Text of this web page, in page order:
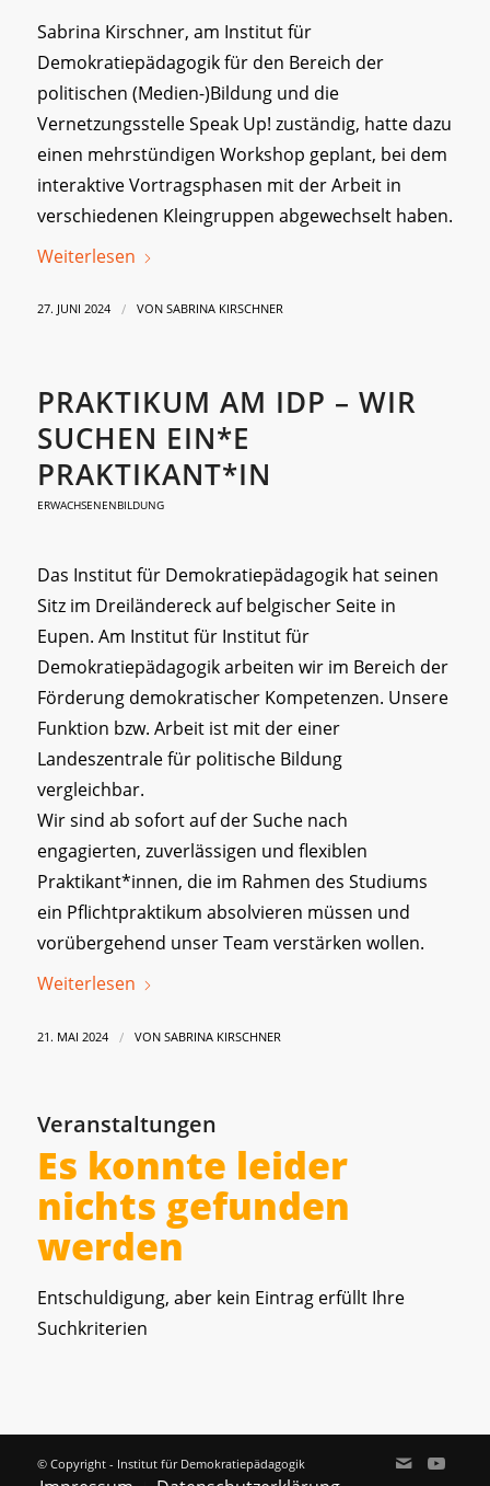
Sabrina Kirschner, am Institut für
Demokratiepädagogik für den Bereich der
politischen (Medien-)Bildung und die
Vernetzungsstelle Speak Up! zuständig, hatte dazu
einen mehrstündigen Workshop geplant, bei dem
interaktive Vortragsphasen mit der Arbeit in
verschiedenen Kleingruppen abgewechselt haben.
Weiterlesen
27. JUNI 2024 / VON SABRINA KIRSCHNER
PRAKTIKUM AM IDP – WIR
SUCHEN EIN*E
PRAKTIKANT*IN
ERWACHSENENBILDUNG
Das Institut für Demokratiepädagogik hat seinen
Sitz im Dreiländereck auf belgischer Seite in
Eupen. Am Institut für Institut für
Demokratiepädagogik arbeiten wir im Bereich der
Förderung demokratischer Kompetenzen. Unsere
Funktion bzw. Arbeit ist mit der einer
Landeszentrale für politische Bildung
vergleichbar.
Wir sind ab sofort auf der Suche nach
engagierten, zuverlässigen und flexiblen
Praktikant*innen, die im Rahmen des Studiums
ein Pflichtpraktikum absolvieren müssen und
vorübergehend unser Team verstärken wollen.
Weiterlesen
21. MAI 2024 / VON SABRINA KIRSCHNER
Veranstaltungen
Es konnte leider
nichts gefunden
werden
Entschuldigung, aber kein Eintrag erfüllt Ihre
Suchkriterien
© Copyright - Institut für Demokratiepädagogik